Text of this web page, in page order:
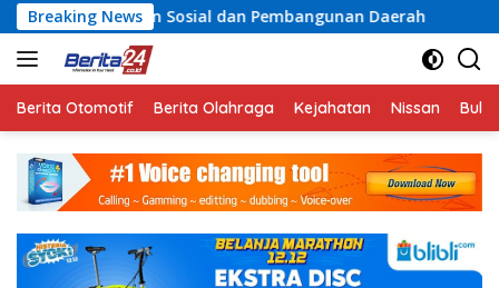
Langsung
ke
konten
Breaking News
dan Pembangunan Daerah Rayakan Semangat
Berita Otomotif Berita Olahraga Kejahatan Nissan